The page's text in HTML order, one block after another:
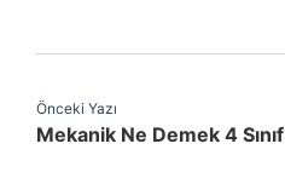
Önceki Yazı
Mekanik Ne Demek 4 Sınıf